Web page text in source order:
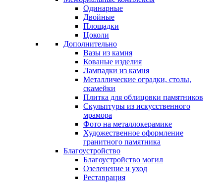
Одинарные
Двойные
Площадки
Цоколи
Дополнительно
Вазы из камня
Кованые изделия
Лампадки из камня
Металлические оградки, столы,
скамейки
Плитка для облицовки памятников
Скульптуры из искусственного
мрамора
Фото на металлокерамике
Художественное оформление
гранитного памятника
Благоустройство
Благоустройство могил
Озеленение и уход
Реставрация